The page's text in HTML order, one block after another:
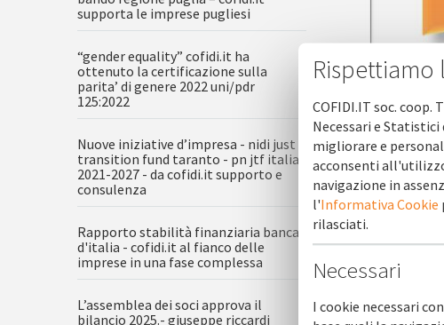
Esaurito il
supporta le imprese pugliesi
“gender equality” cofidi.it ha
ottenuto la certificazione sulla
parita’ di genere 2022 uni/pdr
125:2022
Nuove iniziative d’impresa - nidi just
transition fund taranto - pn jtf italia
2021-2027 - da cofidi.it supporto e
consulenza
Rapporto stabilità finanziaria banca
d'italia - cofidi.it al fianco delle
imprese in una fase complessa
L’assemblea dei soci approva il
bilancio 2025.- giuseppe riccardi
Rispettiamo
COFIDI.IT soc.
Necessari e
migliorare e
acconsenti
navigazione in
l'Informativa Cookie
rilasciati.
Necessari
I cookie necessari